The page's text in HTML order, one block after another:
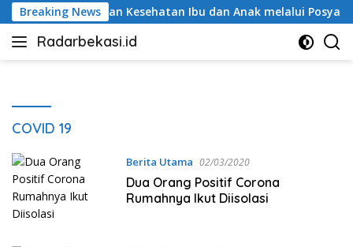
Langsung
ke
konten
Breaking News
Layanan Kesehatan Ibu dan Anak melalui Posyandu
Radarbekasi.id
Berita
COVID 19
Berita Utama 02/03/2020
Dua Orang Positif Corona
Rumahnya Ikut Diisolasi